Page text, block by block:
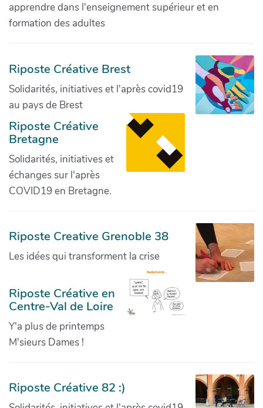
apprendre dans l'enseignement supérieur et en
formation des adultes
Riposte Créative Brest
Solidarités, initiatives et l'après covid19
au pays de Brest
Riposte Créative
Bretagne
Solidarités, initiatives et
échanges sur l'après
COVID19 en Bretagne.
Riposte Creative Grenoble 38
Les idées qui transforment la crise
Riposte Créative en
Centre-Val de Loire
Y'a plus de printemps
M'sieurs Dames !
Riposte Créative 82 :)